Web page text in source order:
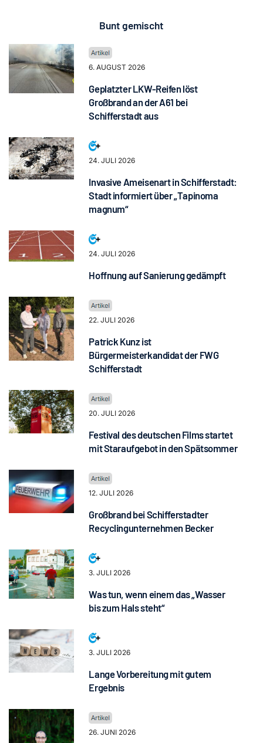
Bunt gemischt
6. AUGUST 2026
Geplatzter LKW-Reifen löst
Großbrand an der A61 bei
Schifferstadt aus
24. JULI 2026
Invasive Ameisenart in Schifferstadt:
Stadt informiert über „Tapinoma
magnum“
24. JULI 2026
Hoffnung auf Sanierung gedämpft
22. JULI 2026
Patrick Kunz ist
Bürgermeisterkandidat der FWG
Schifferstadt
20. JULI 2026
Festival des deutschen Films startet
mit Staraufgebot in den Spätsommer
12. JULI 2026
Großbrand bei Schifferstadter
Recyclingunternehmen Becker
3. JULI 2026
Was tun, wenn einem das „Wasser
bis zum Hals steht“
3. JULI 2026
Lange Vorbereitung mit gutem
Ergebnis
26. JUNI 2026